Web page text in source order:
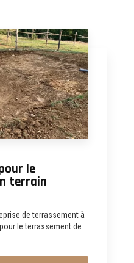
le
terrain
de terrassement à
le terrassement de